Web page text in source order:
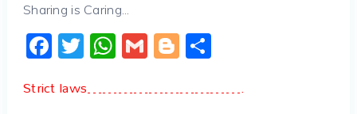
Sharing is Caring...
Facebook
Twitter
WhatsApp
GmailBlogger
Share
Strict laws………………………….